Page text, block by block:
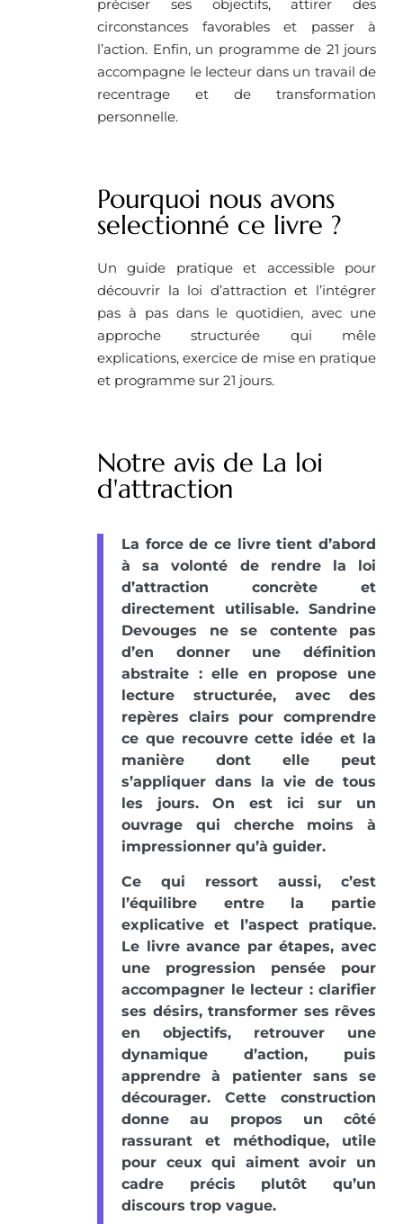
préciser ses objectifs, attirer des
circonstances favorables et passer à
l’action. Enfin, un programme de 21 jours
accompagne le lecteur dans un travail de
recentrage et de transformation
personnelle.
Pourquoi nous avons
selectionné ce livre ?
Un guide pratique et accessible pour
découvrir la loi d’attraction et l’intégrer
pas à pas dans le quotidien, avec une
approche structurée qui mêle
explications, exercice de mise en pratique
et programme sur 21 jours.
Notre avis de La loi
d'attraction
La force de ce livre tient d’abord
à sa volonté de rendre la loi
d’attraction concrète et
directement utilisable. Sandrine
Devouges ne se contente pas
d’en donner une définition
abstraite : elle en propose une
lecture structurée, avec des
repères clairs pour comprendre
ce que recouvre cette idée et la
manière dont elle peut
s’appliquer dans la vie de tous
les jours. On est ici sur un
ouvrage qui cherche moins à
impressionner qu’à guider.
Ce qui ressort aussi, c’est
l’équilibre entre la partie
explicative et l’aspect pratique.
Le livre avance par étapes, avec
une progression pensée pour
accompagner le lecteur : clarifier
ses désirs, transformer ses rêves
en objectifs, retrouver une
dynamique d’action, puis
apprendre à patienter sans se
décourager. Cette construction
donne au propos un côté
rassurant et méthodique, utile
pour ceux qui aiment avoir un
cadre précis plutôt qu’un
discours trop vague.